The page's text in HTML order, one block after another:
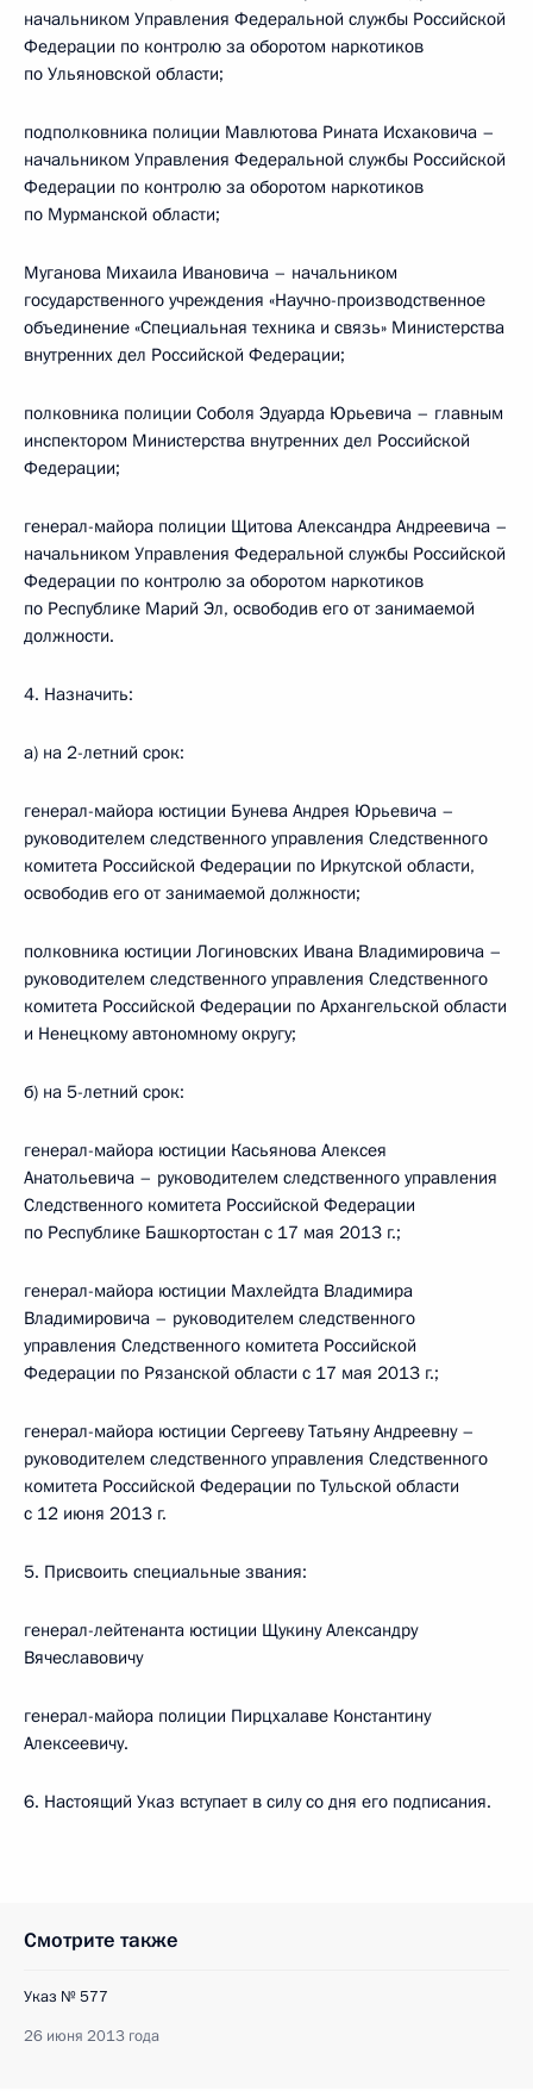
начальником Управления Федеральной службы Российской
Федерации по контролю за оборотом наркотиков
по Ульяновской области;
подполковника полиции Мавлютова Рината Исхаковича –
начальником Управления Федеральной службы Российской
Федерации по контролю за оборотом наркотиков
по Мурманской области;
Муганова Михаила Ивановича – начальником
государственного учреждения «Научно-производственное
объединение «Специальная техника и связь» Министерства
внутренних дел Российской Федерации;
полковника полиции Соболя Эдуарда Юрьевича – главным
инспектором Министерства внутренних дел Российской
Федерации;
генерал-майора полиции Щитова Александра Андреевича –
начальником Управления Федеральной службы Российской
Федерации по контролю за оборотом наркотиков
по Республике Марий Эл, освободив его от занимаемой
должности.
4. Назначить:
а) на 2-летний срок:
генерал-майора юстиции Бунева Андрея Юрьевича –
руководителем следственного управления Следственного
комитета Российской Федерации по Иркутской области,
освободив его от занимаемой должности;
полковника юстиции Логиновских Ивана Владимировича –
руководителем следственного управления Следственного
комитета Российской Федерации по Архангельской области
и Ненецкому автономному округу;
б) на 5-летний срок:
генерал-майора юстиции Касьянова Алексея
Анатольевича – руководителем следственного управления
Следственного комитета Российской Федерации
по Республике Башкортостан с 17 мая 2013 г.;
генерал-майора юстиции Махлейдта Владимира
Владимировича – руководителем следственного
управления Следственного комитета Российской
Федерации по Рязанской области с 17 мая 2013 г.;
генерал-майора юстиции Сергееву Татьяну Андреевну –
руководителем следственного управления Следственного
комитета Российской Федерации по Тульской области
с 12 июня 2013 г.
5. Присвоить специальные звания:
генерал-лейтенанта юстиции Щукину Александру
Вячеславовичу
генерал-майора полиции Пирцхалаве Константину
Алексеевичу.
6. Настоящий Указ вступает в силу со дня его подписания.
Смотрите также
Указ № 577
26 июня 2013 года